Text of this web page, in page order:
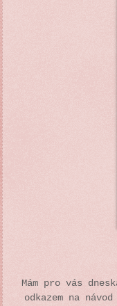
Mám pro vás
odkazem na